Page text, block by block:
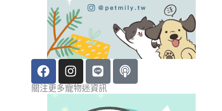
F
a
c
I
n
s
L
i
n
e
P
o
關注更多寵物迷資訊